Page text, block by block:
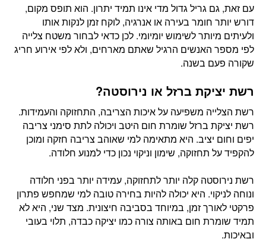
עם זאת, גם גריל גדול מדי אינו תמיד יתרון. הוא תופס מקום,
דורש יותר חומר בעירה או אנרגיה, לוקח זמן לנקות אותו
ולעיתים מיותר לשימוש יומיומי. לכן כדאי לבחור משטח צלייה
לפי מספר האנשים הרגיל שאתם מארחים, ולא לפי אירוע חריג
שקורה פעם בשנה.
רשת יציקת ברזל או נירוסטה?
רשת הצלייה משפיעה על איכות הצריבה, התחזוקה והעמידות.
רשת יציקת ברזל שומרת חום היטב ויכולה לתת סימני צריבה
יפים וחום יציב. היא מתאימה למי שאוהב צריבה חזקה ומוכן
להקפיד על תחזוקה, שימון וניקוי נכון כדי למנוע חלודה.
רשת נירוסטה קלה יותר לתחזוקה, עמידה יותר בפני חלודה
ונוחה לניקוי. היא יכולה להיות בחירה טובה למי שמחפש פתרון
פרקטי לאורך זמן, במיוחד בסביבה חיצונית. מצד שני, היא לא
תמיד שומרת חום באותה צורה כמו יציקה כבדה, תלוי בעובי
ובאיכות.